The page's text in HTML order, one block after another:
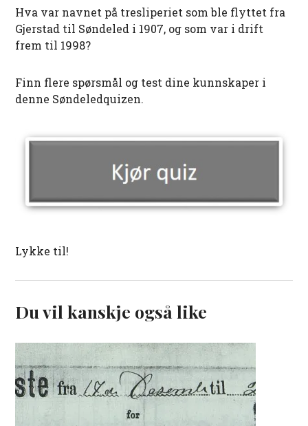
Hva var navnet på tresliperiet som ble flyttet fra
Gjerstad til Søndeled i 1907, og som var i drift
frem til 1998?
Finn flere spørsmål og test dine kunnskaper i
denne Søndeledquizen.
Lykke til!
Du vil kanskje også like